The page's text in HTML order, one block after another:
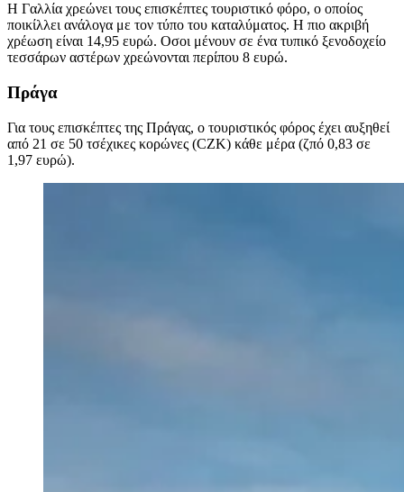
Η Γαλλία χρεώνει τους επισκέπτες τουριστικό φόρο, ο οποίος
ποικίλλει ανάλογα με τον τύπο του καταλύματος. Η πιο ακριβή
χρέωση είναι 14,95 ευρώ. Οσοι μένουν σε ένα τυπικό ξενοδοχείο
τεσσάρων αστέρων χρεώνονται περίπου 8 ευρώ.
Πράγα
Για τους επισκέπτες της Πράγας, ο τουριστικός φόρος έχει αυξηθεί
από 21 σε 50 τσέχικες κορώνες (CZK) κάθε μέρα (ζπό 0,83 σε
1,97 ευρώ).